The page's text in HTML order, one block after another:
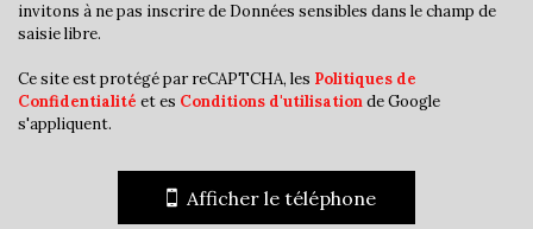
Habitants de 25 à 55 ans
42,27 %
Nombre d'enfants par famille
Familles sans enfant
Familles avec 1 ou 2 enfants
invitons à ne pas inscrire de Données sensibles dans le champ de
saisie libre.
Ce site est protégé par reCAPTCHA, les Politiques de
Confidentialité et es Conditions d'utilisationde Google
s'appliquent.
Afficher le téléphone